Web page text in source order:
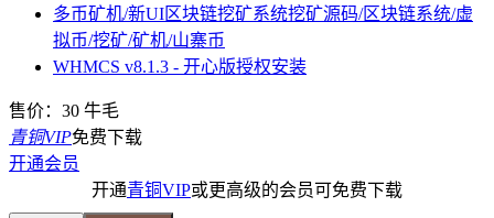
多币矿机/新UI区块链挖矿系统挖矿源码/区块链系统/虚
拟币/挖矿/矿机/山寨币
WHMCS v8.1.3 - 开心版授权安装
售价： 30 牛毛
青铜VIP免费下载
开通会员
开通青铜VIP或更高级的会员可免费下载